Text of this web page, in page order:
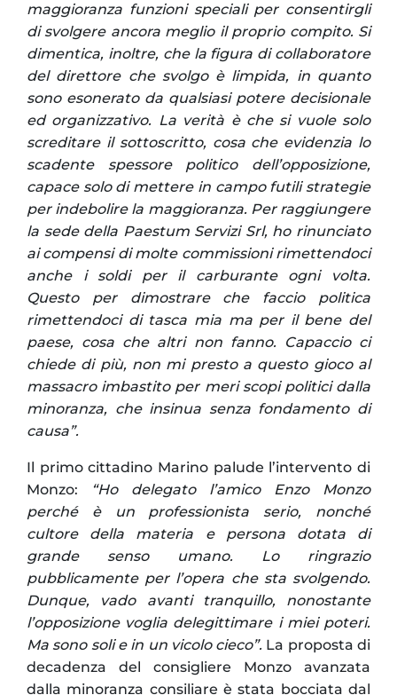
maggioranza funzioni speciali per consentirgli
di svolgere ancora meglio il proprio compito. Si
dimentica, inoltre, che la figura di collaboratore
del direttore che svolgo è limpida, in quanto
sono esonerato da qualsiasi potere decisionale
ed organizzativo. La verità è che si vuole solo
screditare il sottoscritto, cosa che evidenzia lo
scadente spessore politico dell’opposizione,
capace solo di mettere in campo futili strategie
per indebolire la maggioranza. Per raggiungere
la sede della Paestum Servizi Srl, ho rinunciato
ai compensi di molte commissioni rimettendoci
anche i soldi per il carburante ogni volta.
Questo per dimostrare che faccio politica
rimettendoci di tasca mia ma per il bene del
paese, cosa che altri non fanno. Capaccio ci
chiede di più, non mi presto a questo gioco al
massacro imbastito per meri scopi politici dalla
minoranza, che insinua senza fondamento di
causa”.
Il primo cittadino Marino palude l’intervento di
Monzo:
“Ho delegato l’amico Enzo Monzo
perché è un professionista serio, nonché
cultore della materia e persona dotata di
grande senso umano. Lo ringrazio
pubblicamente per l’opera che sta svolgendo.
Dunque, vado avanti tranquillo, nonostante
l’opposizione voglia delegittimare i miei poteri.
Ma sono soli e in un vicolo cieco”. La proposta di
decadenza del consigliere Monzo avanzata
dalla minoranza consiliare è stata bocciata dal